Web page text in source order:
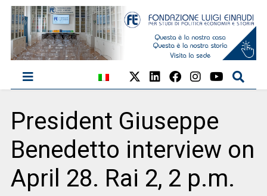
President Giuseppe
Benedetto interview on
April 28. Rai 2, 2 p.m.